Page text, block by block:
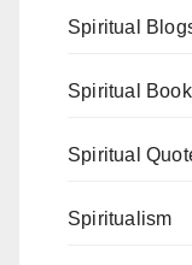
Spiritual
Spiritual
Spiritual
Spiritualism